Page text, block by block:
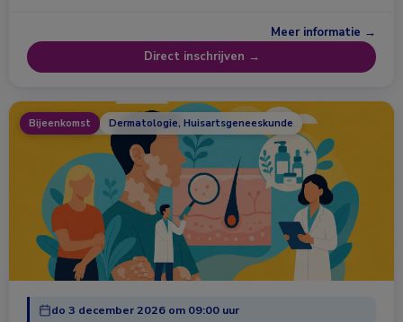
Meer informatie →
Direct inschrijven →
Bijeenkomst Dermatologie, Huisartsgeneeskunde
do 3 december 2026 om 09:00 uur